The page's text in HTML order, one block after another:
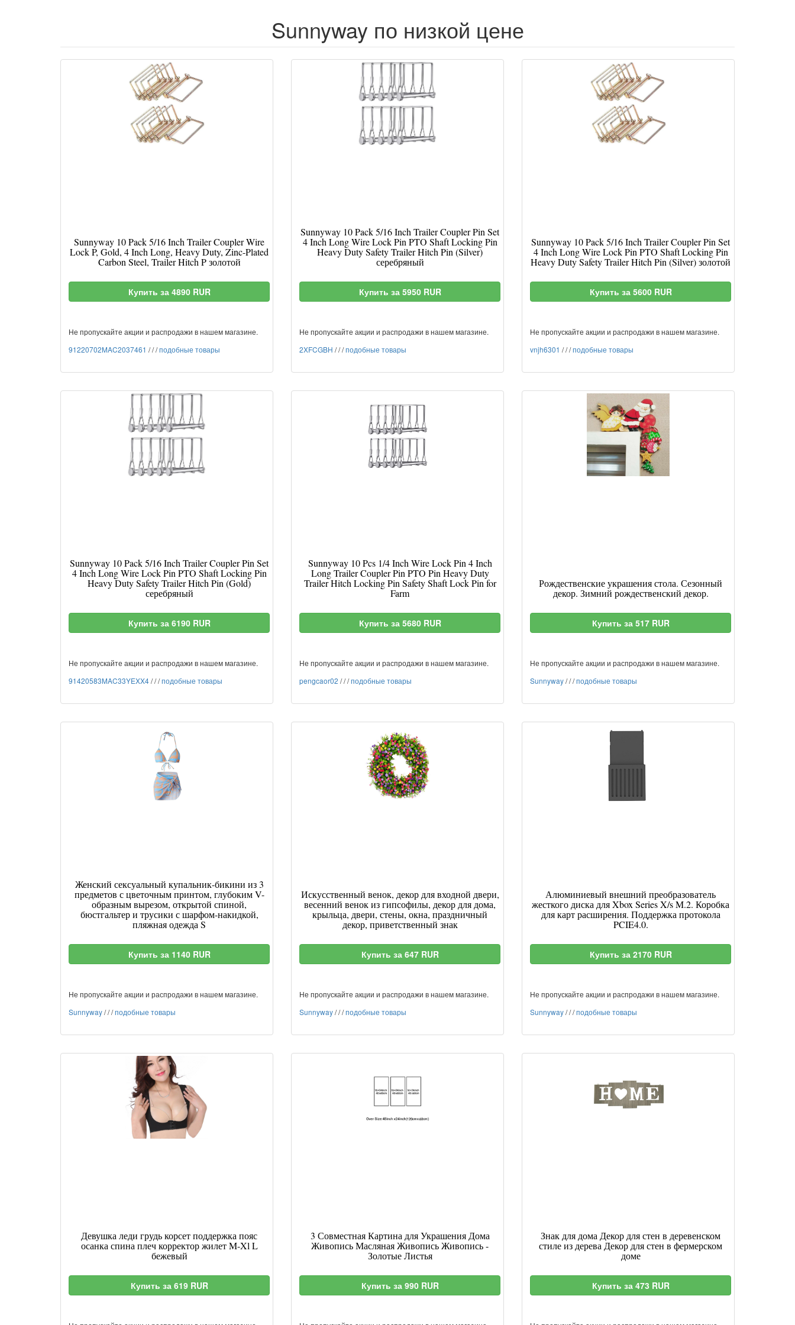
Sunnyway по низкой цене
Sunnyway 10 Pack 5/16 Inch Trailer Coupler Wire
Lock P, Gold, 4 Inch Long, Heavy Duty, Zinc-Plated
Carbon Steel, Trailer Hitch P золотой
Купить за 4890 RUR
Не пропускайте акции и распродажи в нашем магазине.
91220702MAC2037461 ///подобные товары
Sunnyway 10 Pack 5/16 Inch Trailer Coupler Pin Set
4 Inch Long Wire Lock Pin PTO Shaft Locking Pin
Heavy Duty Safety Trailer Hitch Pin (Silver)
серебряный
Купить за 5950 RUR
Не пропускайте акции и распродажи в нашем магазине.
2XFCGBH ///подобные товары
Sunnyway 10 Pack 5/16 Inch Trailer Coupler Pin Set
4 Inch Long Wire Lock Pin PTO Shaft Locking Pin
Heavy Duty Safety Trailer Hitch Pin (Silver) золотой
Купить за 5600 RUR
Не пропускайте акции и распродажи в нашем магазине.
vnjh6301 ///подобные товары
Sunnyway 10 Pack 5/16 Inch Trailer Coupler Pin Set
4 Inch Long Wire Lock Pin PTO Shaft Locking Pin
Heavy Duty Safety Trailer Hitch Pin (Gold)
серебряный
Купить за 6190 RUR
Не пропускайте акции и распродажи в нашем магазине.
91420583MAC33YEXX4///подобные товары
Sunnyway 10 Pcs 1/4 Inch Wire Lock Pin 4 Inch
Long Trailer Coupler Pin PTO Pin Heavy Duty
Trailer Hitch Locking Pin Safety Shaft Lock Pin for
Farm
Купить за 5680 RUR
Не пропускайте акции и распродажи в нашем магазине.
pengcaor02 ///подобные товары
Рождественские украшения стола. Сезонный
декор. Зимний рождественский декор.
Купить за 517 RUR
Не пропускайте акции и распродажи в нашем магазине.
Sunnyway///подобные товары
Женский сексуальный купальник-бикини из 3
предметов с цветочным принтом, глубоким V-
образным вырезом, открытой спиной,
бюстгальтер и трусики с шарфом-накидкой,
пляжная одежда S
Купить за 1140 RUR
Не пропускайте акции и распродажи в нашем магазине.
Sunnyway///подобные товары
Искусственный венок, декор для входной двери,
весенний венок из гипсофилы, декор для дома,
крыльца, двери, стены, окна, праздничный
декор, приветственный знак
Купить за 647 RUR
Не пропускайте акции и распродажи в нашем магазине.
Sunnyway///подобные товары
Алюминиевый внешний преобразователь
жесткого диска для Xbox Series X/s M.2. Коробка
для карт расширения. Поддержка протокола
PCIE4.0.
Купить за 2170 RUR
Не пропускайте акции и распродажи в нашем магазине.
Sunnyway///подобные товары
Девушка леди грудь корсет поддержка пояс
осанка спина плеч корректор жилет M-Xl L
бежевый
Купить за 619 RUR
3 Совместная Картина для Украшения Дома
Живопись Масляная Живопись Живопись -
Золотые Листья
Купить за 990 RUR
Знак для дома Декор для стен в деревенском
стиле из дерева Декор для стен в фермерском
доме
Купить за 473 RUR